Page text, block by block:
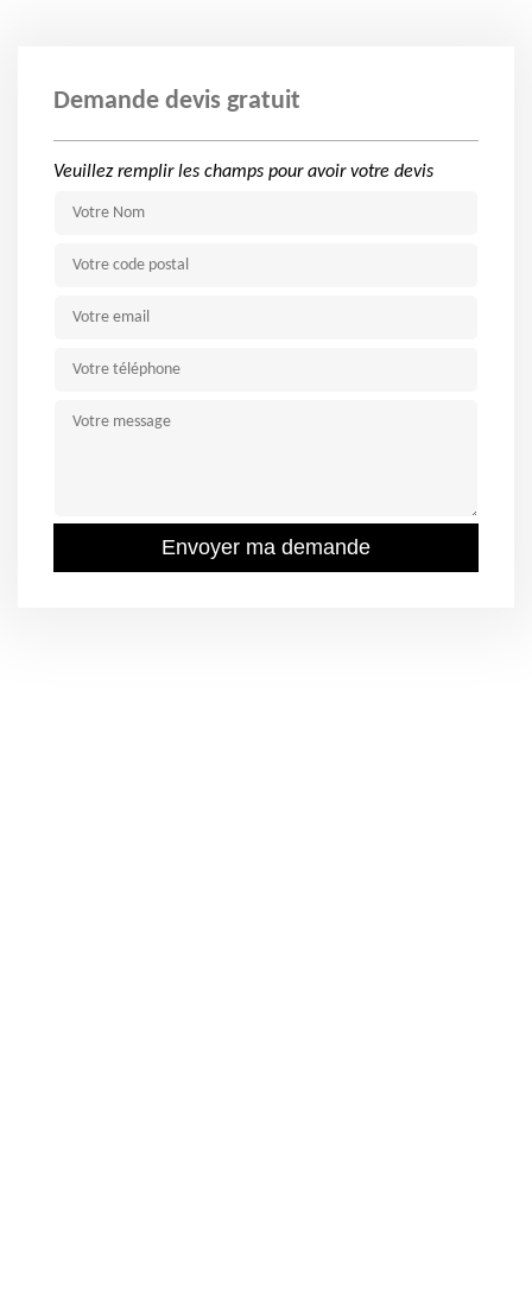
Demande devis gratuit
Veuillez remplir les champs pour avoir votre devis